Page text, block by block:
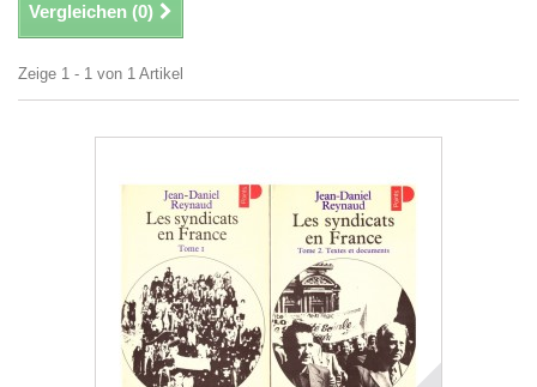
Vergleichen (0)
Zeige 1 - 1 von 1 Artikel